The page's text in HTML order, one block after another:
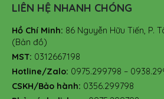
LIÊN HỆ NHANH CHÓNG
Hồ Chí Minh: 86 Nguyễn Hữu Tiến, P.
(Bản đồ)
MST: 0312667198
Hotline/Zalo: 0975.299798 –
CSKH/Bảo hành: 0356.299798